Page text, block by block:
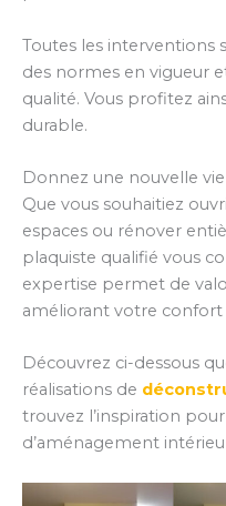
Toutes les interventions
des normes en vigueur
qualité. Vous profitez
durable.
Donnez une nouvelle
Que vous souhaitiez
espaces ou rénover
plaquiste qualifié vous
expertise permet de
améliorant votre confort
Découvrez ci-dessous
réalisations de
trouvez l’inspiration
d’aménagement